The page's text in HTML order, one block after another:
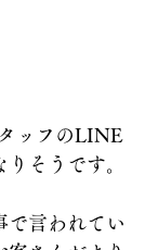
ッフのLINE
そうです。
で言われてい